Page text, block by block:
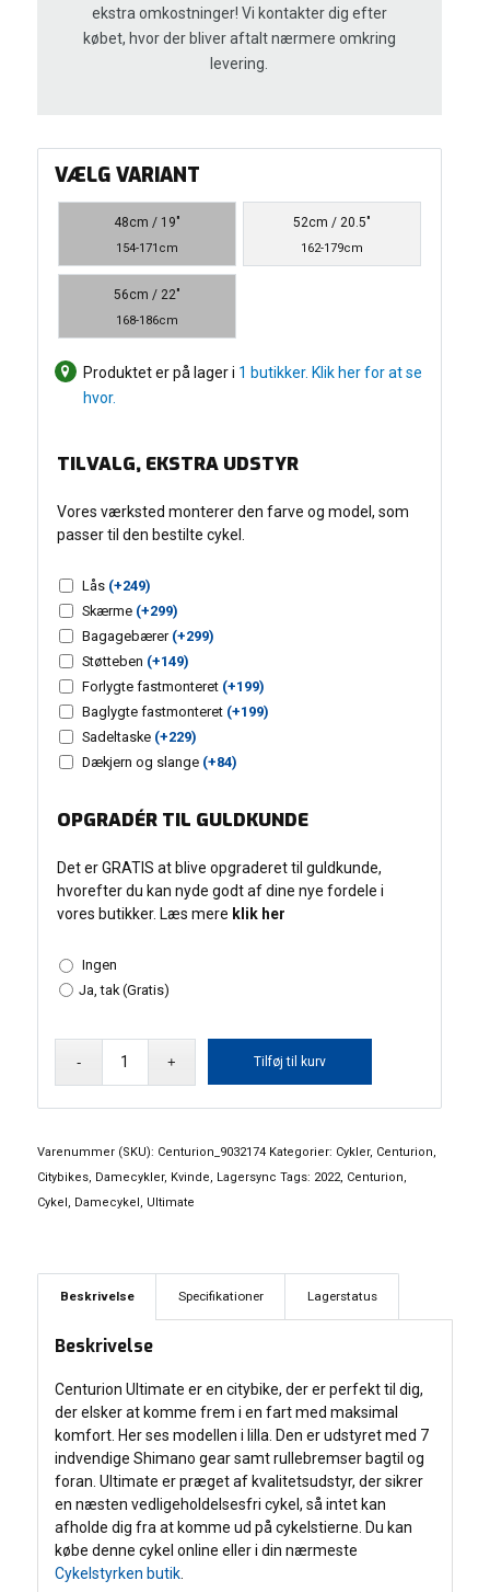
ekstra omkostninger! Vi kontakter dig efter
købet, hvor der bliver aftalt nærmere omkring
levering.
VÆLG VARIANT
48cm / 19"
154-171cm
52cm / 20.5"
162-179cm
56cm / 22"
168-186cm
Produktet er på lager i 1 butikker. Klik her for at se
hvor.
TILVALG, EKSTRA UDSTYR
Vores værksted monterer den farve og model, som
passer til den bestilte cykel.
Lås (+249)
Skærme (+299)
Bagagebærer (+299)
Støtteben (+149)
Forlygte fastmonteret (+199)
Baglygte fastmonteret (+199)
Sadeltaske (+229)
Dækjern og slange (+84)
OPGRADÉR TIL GULDKUNDE
Det er GRATIS at blive opgraderet til guldkunde,
hvorefter du kan nyde godt af dine nye fordele i
vores butikker. Læs mere klik her
Ingen
Ja, tak (Gratis)
antal
Tilføj til kurv
Varenummer (SKU): Centurion_9032174 Kategorier: Cykler, Centurion,
Citybikes, Damecykler, Kvinde, Lagersync Tags: 2022, Centurion,
Cykel, Damecykel, Ultimate
Beskrivelse Specifikationer Lagerstatus
Beskrivelse
Centurion Ultimate er en citybike, der er perfekt til dig,
der elsker at komme frem i en fart med maksimal
komfort. Her ses modellen i lilla. Den er udstyret med 7
indvendige Shimano gear samt rullebremser bagtil og
foran. Ultimate er præget af kvalitetsudstyr, der sikrer
en næsten vedligeholdelsesfri cykel, så intet kan
afholde dig fra at komme ud på cykelstierne. Du kan
købe denne cykel online eller i din nærmeste
Cykelstyrken butik.